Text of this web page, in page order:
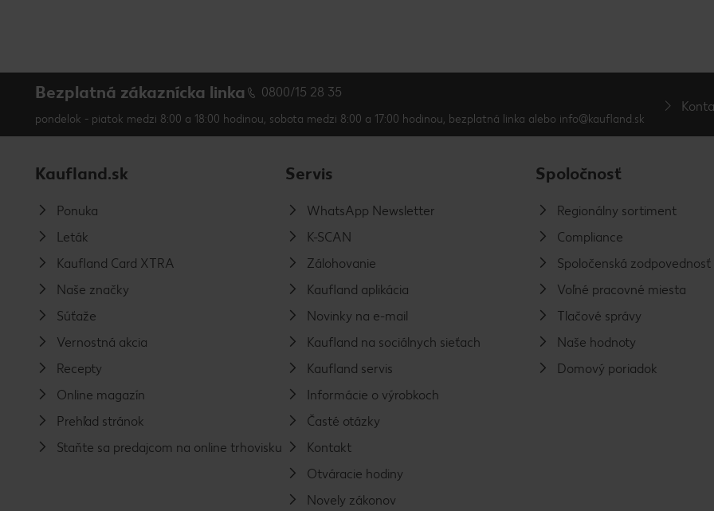
Bezplatná zákaznícka linka 0800/15 28 35
pondelok - piatok medzi 8:00 a 18:00 hodinou, sobota medzi 8:00 a 17:00 hodinou, bezplatná linka alebo info@kaufland.sk
Kaufland.sk
Ponuka
Leták
Kaufland Card XTRA
Naše značky
Súťaže
Vernostná akcia
Recepty
Online magazín
Prehľad stránok
Staňte sa predajcom na online trhovisku
Servis
WhatsApp Newsletter
K-SCAN
Zálohovanie
Kaufland aplikácia
Novinky na e-mail
Kaufland na sociálnych sieťach
Kaufland servis
Informácie o výrobkoch
Časté otázky
Kontakt
Otváracie hodiny
Novely zákonov
Spoločnosť
Regionálny sortiment
Compliance
Spoločenská zodpovednosť
Voľné pracovné miesta
Tlačové správy
Naše hodnoty
Domový poriadok